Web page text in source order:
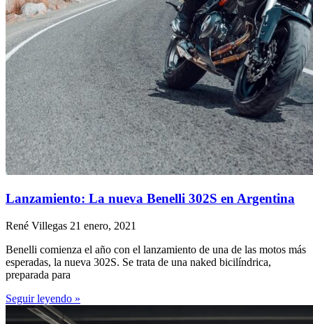
Lanzamiento: La nueva Benelli 302S en Argentina
René Villegas 21 enero, 2021
Benelli comienza el año con el lanzamiento de una de las motos más
esperadas, la nueva 302S. Se trata de una naked bicilíndrica,
preparada para
Seguir leyendo »